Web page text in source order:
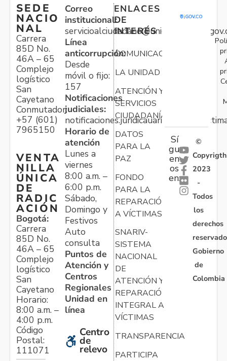
SEDE
NACIO
NAL
Carrera
85D No.
46A – 65
Complejo
logístico
San
Cayetano
Conmutador:
+57 (601)
7965150
VENTA
NILLA
ÚNICA
DE
RADIC
ACIÓN
Bogotá:
Carrera
85D No.
46A – 65
Complejo
logístico
San
Cayetano
Horario:
8:00 a.m. –
4:00 p.m.
Código
Postal:
111071
Correo
institucional:
Línea
anticorrupción:
Desde
móvil o fijo:
157
Notificaciones
judiciales:
Horario de
atención
Lunes a
viernes
8:00 a.m. –
6:00 p.m.
Sábado,
Domingo y
Festivos
Auto
consulta
Puntos de
Atención y
Centros
Regionales
Unidad en
línea
Centro
de
relevo
ENLACES
DE
INTERÉS
COMUNICACIONES
LA UNIDAD
ATENCIÓN Y
SERVICIOS
CIUDADANÍA
DATOS
PARA LA
PAZ
FONDO
PARA LA
REPARACIÓN
A VÍCTIMAS
SNARIV-
SISTEMA
NACIONAL
DE
ATENCIÓN Y
REPARACIÓN
INTEGRAL A
VÍCTIMAS
TRANSPARENCIA
PARTICIPA
Sí
gu
en
os
en:
©
Copyrigth
2023
-
Todos
los
derechos
Gobierno
de
Colombia